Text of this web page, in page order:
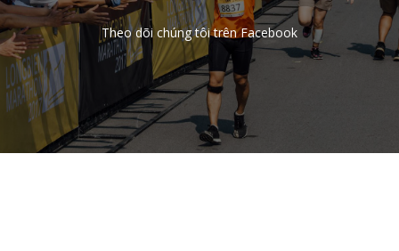
Theo dõi chúng tôi trên Facebook